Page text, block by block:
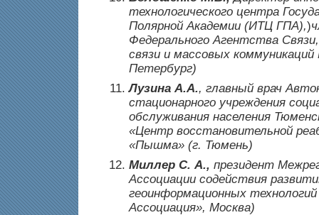
технологического центра
Полярной Академии (ИТЦ ГПА),)
Федерального Агентства
связи и массовых
Петербург)
Лузина А.А., главный врач
стационарного учреждения
обслуживания населения
«Центр восстановительной
«Пышма» (г. Тюмень)
Миллер С. А., президент
Ассоциации содействия
геоинформационных
Ассоциация», Москва)